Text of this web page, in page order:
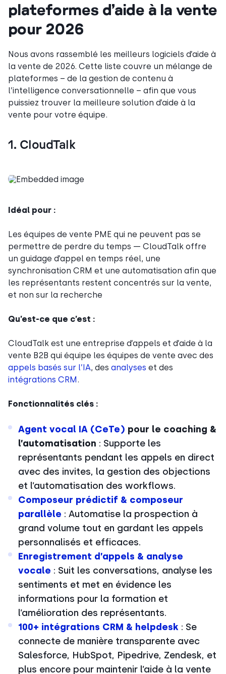
plateformes d’aide à la vente
pour 2026
Nous avons rassemblé les meilleurs logiciels d’aide à
la vente de 2026. Cette liste couvre un mélange de
plateformes – de la gestion de contenu à
l’intelligence conversationnelle – afin que vous
puissiez trouver la meilleure solution d’aide à la
vente pour votre équipe.
1. CloudTalk
Idéal pour :
Les équipes de vente PME qui ne peuvent pas se
permettre de perdre du temps — CloudTalk offre
un guidage d’appel en temps réel, une
synchronisation CRM et une automatisation afin que
les représentants restent concentrés sur la vente,
et non sur la recherche
Qu’est-ce que c’est :
CloudTalk est une entreprise d’appels et d’aide à la
vente B2B qui équipe les équipes de vente avec des
appels basés sur l’IA, des analyses et des
intégrations CRM.
Fonctionnalités clés :
Agent vocal IA (CeTe) pour le coaching &
l’automatisation : Supporte les
représentants pendant les appels en direct
avec des invites, la gestion des objections
et l’automatisation des workflows.
Composeur prédictif & composeur
parallèle : Automatise la prospection à
grand volume tout en gardant les appels
personnalisés et efficaces.
Enregistrement d’appels & analyse
vocale : Suit les conversations, analyse les
sentiments et met en évidence les
informations pour la formation et
l’amélioration des représentants.
100+ intégrations CRM & helpdesk : Se
connecte de manière transparente avec
Salesforce, HubSpot, Pipedrive, Zendesk, et
plus encore pour maintenir l’aide à la vente